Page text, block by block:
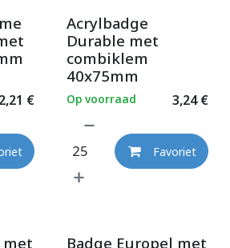
2,21 €
Acrylbadge
Durable met
combiklem
40x75mm
3,24€
Op voorraad
Favoriet
met
Badge Europel met